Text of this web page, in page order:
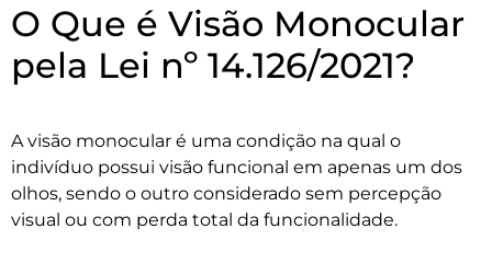
O Que é Visão Monocular
pela Lei nº 14.126/2021?
A visão monocular é uma condição na qual o
indivíduo possui visão funcional em apenas um dos
olhos, sendo o outro considerado sem percepção
visual ou com perda total da funcionalidade.